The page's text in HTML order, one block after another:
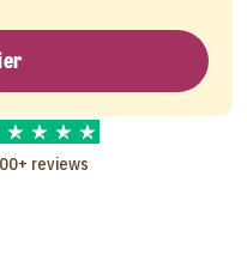
reviews